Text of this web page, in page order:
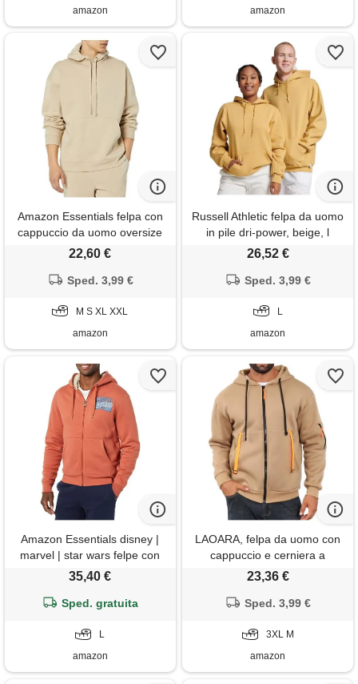
amazon amazon
Amazon Essentials felpa con
cappuccio da uomo oversize
(disponibile nelle taglie big &
22,60 €
Sped. 3,99 €
M S XL XXL
amazon
Russell Athletic felpa da uomo
in pile dri-power, beige, l
26,52 €
Sped. 3,99 €
L
amazon
Amazon Essentials disney |
marvel | star wars felpe con
cappuccio e zip intera
comic logo, l
35,40 €
Sped. gratuita
L
amazon
LAOARA, felpa da uomo con
cappuccio e cerniera a
maniche lunghe in pile, felpa
marsupio, cachi, 3xl
23,36 €
Sped. 3,99 €
3XL M
amazon